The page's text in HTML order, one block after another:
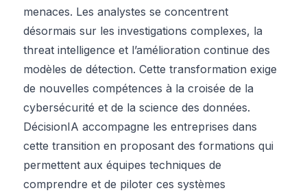
menaces. Les analystes se concentrent
désormais sur les investigations complexes, la
threat intelligence et l’amélioration continue des
modèles de détection. Cette transformation exige
de nouvelles compétences à la croisée de la
cybersécurité et de la science des données.
DécisionIA accompagne les entreprises dans
cette transition en proposant des formations qui
permettent aux équipes techniques de
comprendre et de piloter ces systèmes